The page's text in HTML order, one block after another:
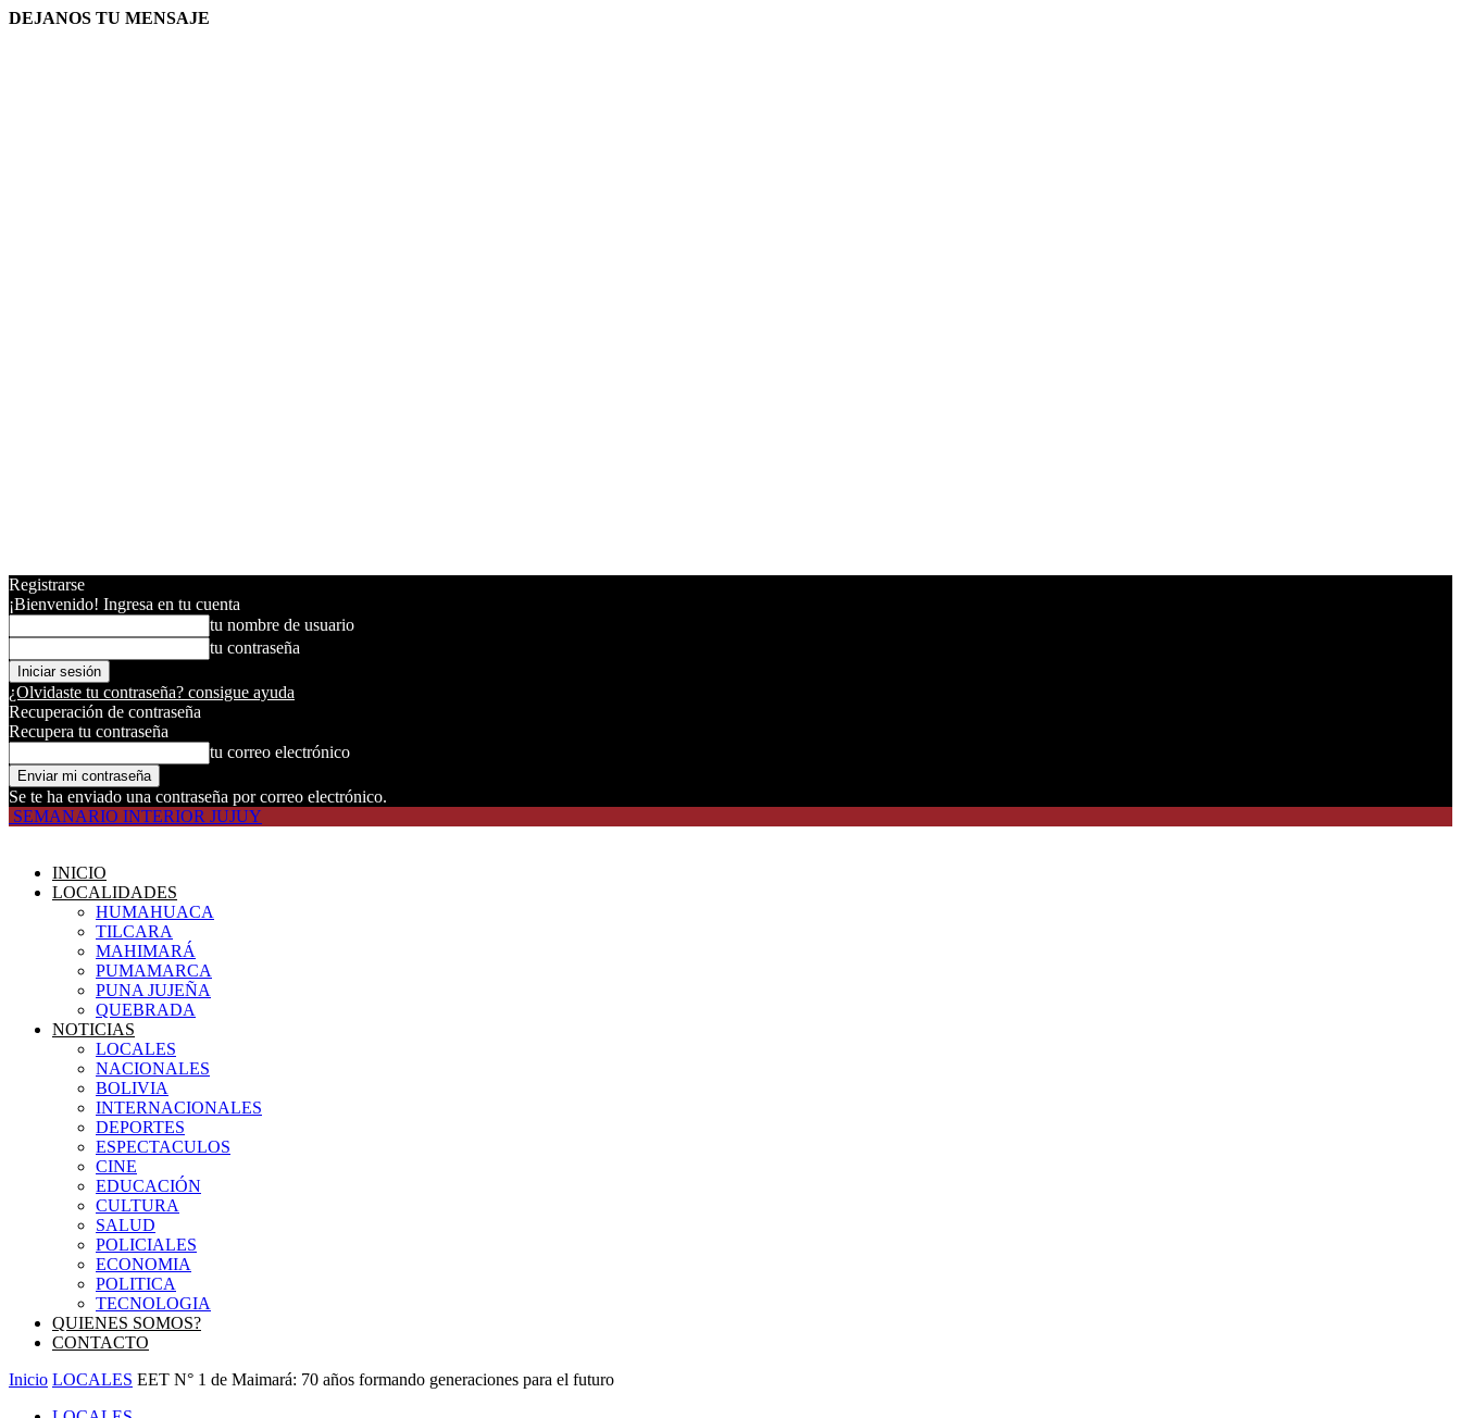
DEJANOS TU MENSAJE
Registrarse
¡Bienvenido! Ingresa en tu cuenta
tu nombre de usuario
tu contraseña
¿Olvidaste tu contraseña? consigue ayuda
Recuperación de contraseña
Recupera tu contraseña
tu correo electrónico
Se te ha enviado una contraseña por correo electrónico.
SEMANARIO INTERIOR JUJUY
INICIO
LOCALIDADES
HUMAHUACA
TILCARA
MAHIMARÁ
PUMAMARCA
PUNA JUJEÑA
QUEBRADA
NOTICIAS
LOCALES
NACIONALES
BOLIVIA
INTERNACIONALES
DEPORTES
ESPECTACULOS
CINE
EDUCACIÓN
CULTURA
SALUD
POLICIALES
ECONOMIA
POLITICA
TECNOLOGIA
QUIENES SOMOS?
CONTACTO
Inicio LOCALES EET N° 1 de Maimará: 70 años formando generaciones para el futuro